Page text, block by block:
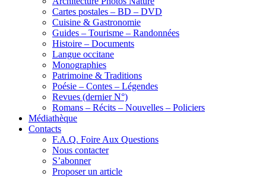
Cartes postales – BD – DVD
Cuisine & Gastronomie
Guides – Tourisme – Randonnées
Histoire – Documents
Langue occitane
Monographies
Patrimoine & Traditions
Poésie – Contes – Légendes
Revues (dernier N°)
Romans – Récits – Nouvelles – Policiers
Médiathèque
Contacts
F.A.Q. Foire Aux Questions
Nous contacter
S’abonner
Proposer un article